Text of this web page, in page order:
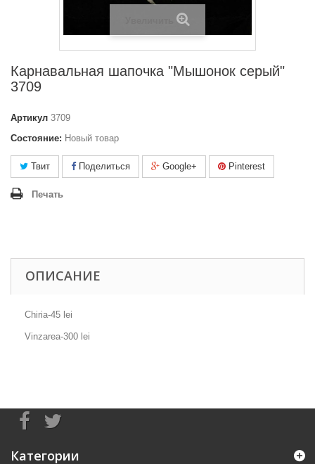
Карнавальная шапочка "Мышонок серый"
3709
Артикул 3709
Состояние: Новый товар
Твит Поделиться Google+ Pinterest
Печать
ОПИСАНИЕ
Chiria-45 lei
Vinzarea-300 lei
Категории